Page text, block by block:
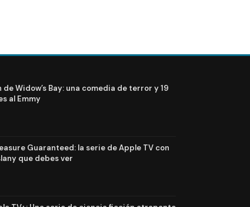
de Widow’s Bay: una comedia de terror y 19
al Emmy
Guaranteed: la serie de Apple TV con
que debes ver